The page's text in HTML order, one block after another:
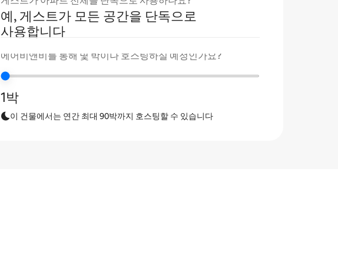
예, 게스트가 모든 공간을 단독으로
사용합니다
에어비앤비를 통해 몇 박이나 호스팅하실 예정인가요?
1박
이 건물에서는 연간 최대 90박까지 호스팅할 수 있습니다